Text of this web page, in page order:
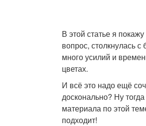
В этой статье я
вопрос, столкнулась
много усилий и
цветах.
И всё это надо ещё
досконально? Ну
материала по этой
подходит!